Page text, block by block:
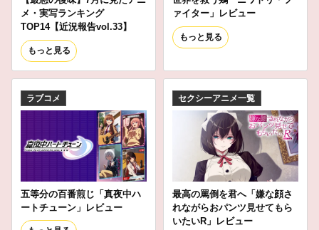
メ・実写ランキング
TOP14【近況報告vol.33】
もっと見る
ァイター」レビュー
もっと見る
ラブコメ
五等分の百番煎じ「真夜中ハ
ートチューン」レビュー
セクシーアニメ一覧
最高の罵倒を君へ「嫌な顔さ
れながらおパンツ見せてもら
いたいR」レビュー